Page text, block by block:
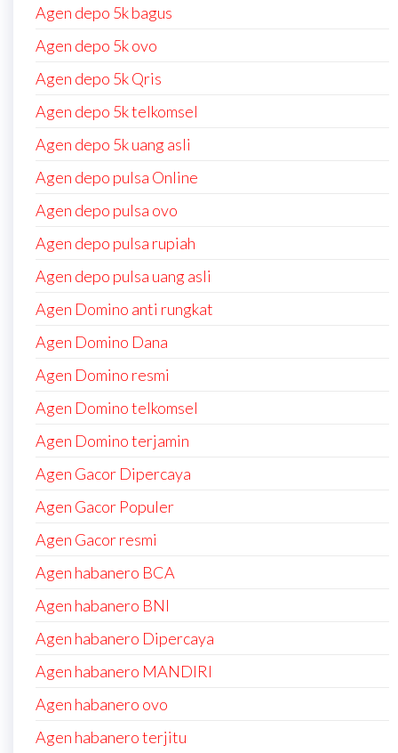
Agen depo 5k bagus
Agen depo 5k ovo
Agen depo 5k Qris
Agen depo 5k telkomsel
Agen depo 5k uang asli
Agen depo pulsa Online
Agen depo pulsa ovo
Agen depo pulsa rupiah
Agen depo pulsa uang asli
Agen Domino anti rungkat
Agen Domino Dana
Agen Domino resmi
Agen Domino telkomsel
Agen Domino terjamin
Agen Gacor Dipercaya
Agen Gacor Populer
Agen Gacor resmi
Agen habanero BCA
Agen habanero BNI
Agen habanero Dipercaya
Agen habanero MANDIRI
Agen habanero ovo
Agen habanero terjitu